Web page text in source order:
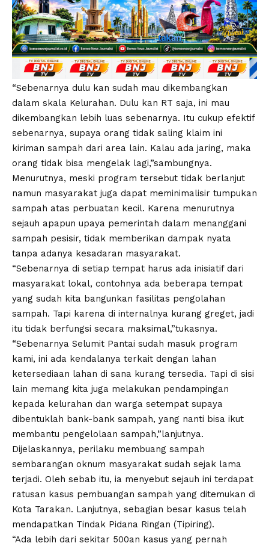
“Sebenarnya dulu kan sudah mau dikembangkan
dalam skala Kelurahan. Dulu kan RT saja, ini mau
dikembangkan lebih luas sebenarnya. Itu cukup efektif
sebenarnya, supaya orang tidak saling klaim ini
kiriman sampah dari area lain. Kalau ada jaring, maka
orang tidak bisa mengelak lagi,”sambungnya.
Menurutnya, meski program tersebut tidak berlanjut
namun masyarakat juga dapat meminimalisir tumpukan
sampah atas perbuatan kecil. Karena menurutnya
sejauh apapun upaya pemerintah dalam menanggani
sampah pesisir, tidak memberikan dampak nyata
tanpa adanya kesadaran masyarakat.
“Sebenarnya di setiap tempat harus ada inisiatif dari
masyarakat lokal, contohnya ada beberapa tempat
yang sudah kita bangunkan fasilitas pengolahan
sampah. Tapi karena di internalnya kurang greget, jadi
itu tidak berfungsi secara maksimal,”tukasnya.
“Sebenarnya Selumit Pantai sudah masuk program
kami, ini ada kendalanya terkait dengan lahan
ketersediaan lahan di sana kurang tersedia. Tapi di sisi
lain memang kita juga melakukan pendampingan
kepada kelurahan dan warga setempat supaya
dibentuklah bank-bank sampah, yang nanti bisa ikut
membantu pengelolaan sampah,”lanjutnya.
Dijelaskannya, perilaku membuang sampah
sembarangan oknum masyarakat sudah sejak lama
terjadi. Oleh sebab itu, ia menyebut sejauh ini terdapat
ratusan kasus pembuangan sampah yang ditemukan di
Kota Tarakan. Lanjutnya, sebagian besar kasus telah
mendapatkan Tindak Pidana Ringan (Tipiring).
“Ada lebih dari sekitar 500an kasus yang pernah